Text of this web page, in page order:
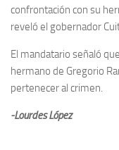
confrontación con su
reveló el gobernador
El mandatario señaló
hermano de Gregorio
pertenecer al crimen.
-Lourdes López